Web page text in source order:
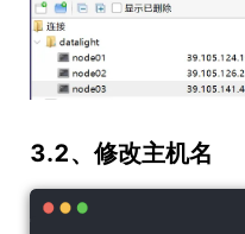
3.2、修改主机名